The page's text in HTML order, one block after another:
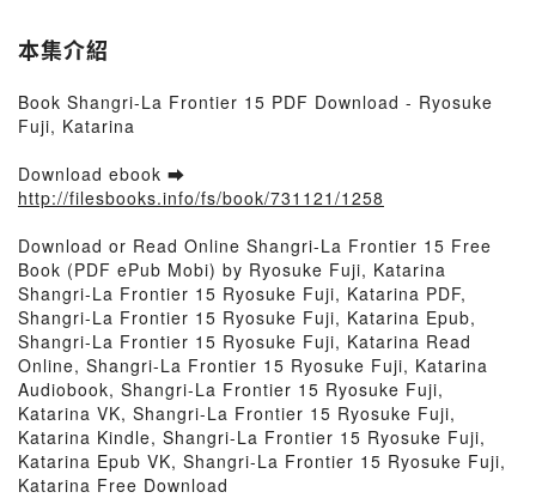
本集介紹
Book Shangri-La Frontier 15 PDF Download - Ryosuke
Fuji, Katarina
Download ebook ➡
http://filesbooks.info/fs/book/731121/1258
Download or Read Online Shangri-La Frontier 15 Free
Book (PDF ePub Mobi) by Ryosuke Fuji, Katarina
Shangri-La Frontier 15 Ryosuke Fuji, Katarina PDF,
Shangri-La Frontier 15 Ryosuke Fuji, Katarina Epub,
Shangri-La Frontier 15 Ryosuke Fuji, Katarina Read
Online, Shangri-La Frontier 15 Ryosuke Fuji, Katarina
Audiobook, Shangri-La Frontier 15 Ryosuke Fuji,
Katarina VK, Shangri-La Frontier 15 Ryosuke Fuji,
Katarina Kindle, Shangri-La Frontier 15 Ryosuke Fuji,
Katarina Epub VK, Shangri-La Frontier 15 Ryosuke Fuji,
Katarina Free Download